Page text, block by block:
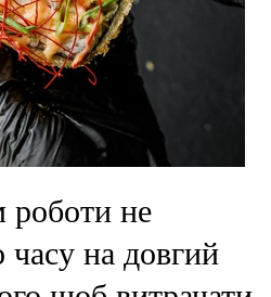
роботи не
часу на довгий